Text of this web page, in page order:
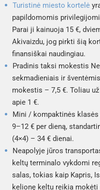
Turistinė miesto kortelė
papildomomis
Parai ji kainuoja 15 €,
Akivaizdu, jog pirkti šią
finansiškai naudingiau.
Pradinis taksi mokestis
sekmadieniais ir
mokestis – 7,5 €. Toliau
apie 1 €.
Mini / kompaktinės
9–12 € per dieną,
(4×4) – 34 € dienai.
Neapolyje jūros
keltų terminalo vykdomi
salas, tokias kaip Kapris,
kelionę keltu reikia mokėti